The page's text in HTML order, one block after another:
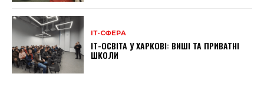
ІТ-СФЕРА
ІТ-ОСВІТА У ХАРКОВІ: ВИШІ ТА ПРИВАТНІ
ШКОЛИ